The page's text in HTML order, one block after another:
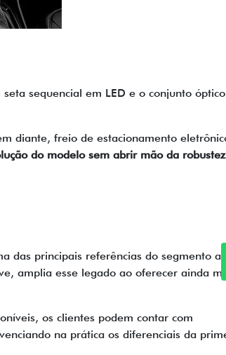
sequencial em LED e o conjunto
diante, freio de estacionamento
do modelo sem abrir mão da
das principais referências do segmento
amplia esse legado ao oferecer ainda
os clientes podem contar com
na prática os diferenciais da